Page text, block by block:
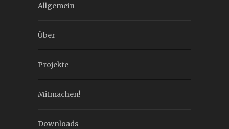
Allgemein
Über
Projekte
Mitmachen!
Downloads